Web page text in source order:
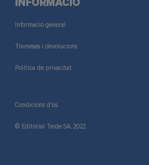
INFORMACIÓ
Informació general
Trameses i devolucions
Política de privacitat
Condicions d’ús
© Editorial Teide SA, 2022